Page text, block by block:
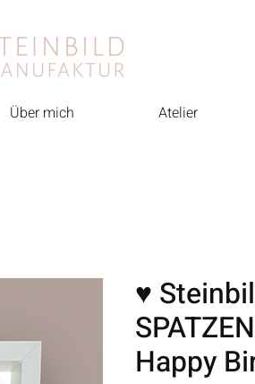
Über mich Atelier
♥
Happy